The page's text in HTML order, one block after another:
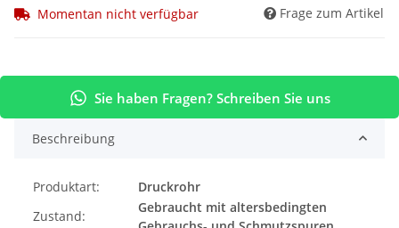
Momentan nicht verfügbar Frage zum Artikel
Sie haben Fragen? Schreiben Sie uns
Beschreibung
Produktart:
Druckrohr
Zustand:
Gebraucht mit altersbedingten